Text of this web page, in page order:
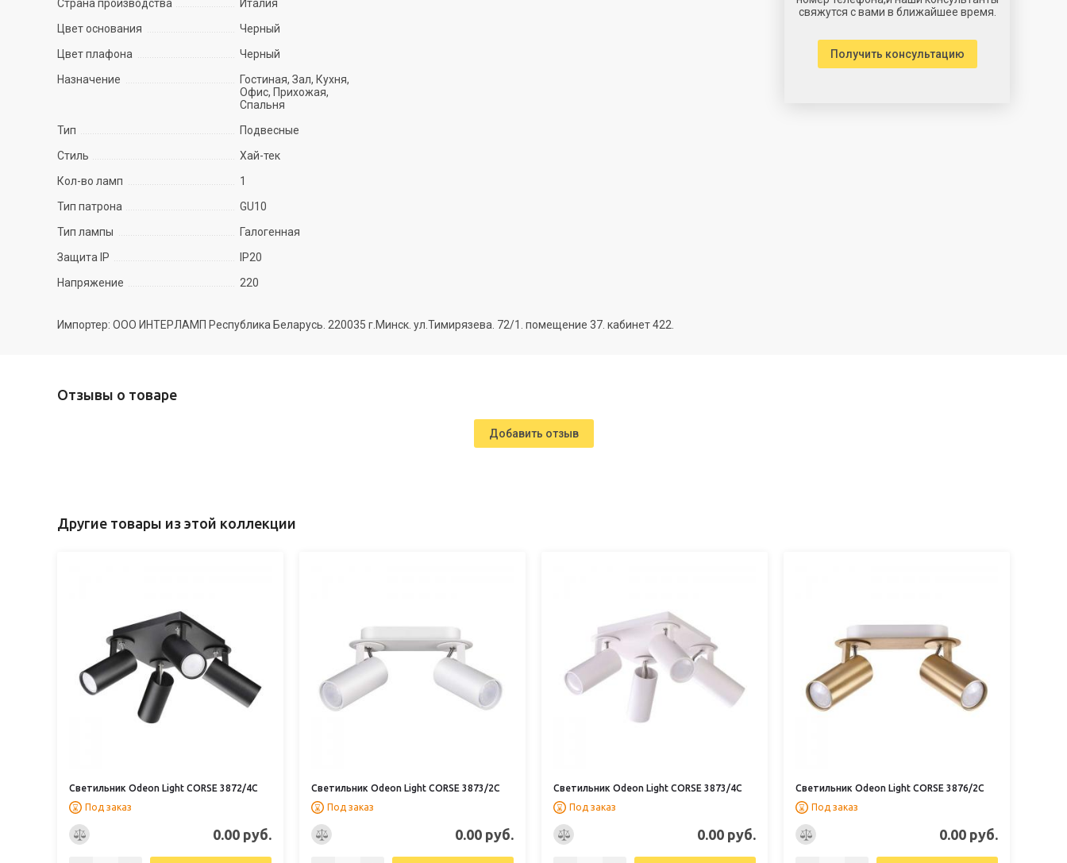
Страна производства
Италия
Цвет основания
Черный
Цвет плафона
Черный
Назначение
Гостиная, Зал, Кухня,
Офис, Прихожая,
Спальня
Тип
Подвесные
Стиль
Хай-тек
Кол-во ламп
1
Тип патрона
GU10
Тип лампы
Галогенная
Защита IP
IP20
Напряжение
220
Импортер: ООО ИНТЕРЛАМП Республика Беларусь. 220035 г.Минск. ул.Тимирязева. 72/1. помещение 37. кабинет 422.
свяжутся с вами в ближайшее время.
Получить консультацию
Отзывы о товаре
Добавить отзыв
Другие товары из этой коллекции
Светильник Odeon Light CORSE 3872/4C
Под заказ
0.00 руб.
Светильник Odeon Light CORSE 3873/2C
Под заказ
0.00 руб.
Светильник Odeon Light CORSE 3873/4C
Под заказ
0.00 руб.
Светильник Odeon Light CORSE 3876/2C
Под заказ
0.00 руб.